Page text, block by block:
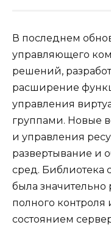
В последнем
управляющего
решений,
расширение
управления
группами. Новые
и управления
развертывание и
сред. Библиотека
была
полного контроля
состоянием